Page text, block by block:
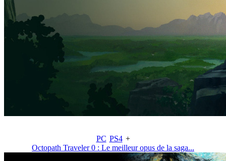
PC PS4 +
Octopath Traveler 0 : Le meilleur opus de la saga...